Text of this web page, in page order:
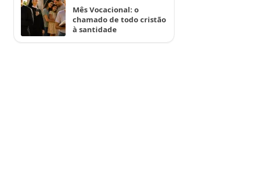
Mês Vocacional: o
chamado de todo cristão
à santidade